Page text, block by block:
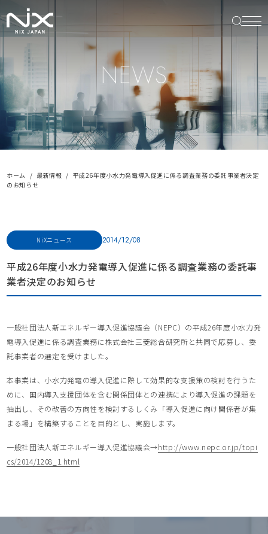
NEWS
ホーム 最新情報
平成26年度小水力発電導入促進に係る調査業務の委託事業者決定
のお知らせ
NiXニュース 2014/12/08
平成26年度小水力発電導入促進に係る調査業務の委託事
業者決定のお知らせ
一般社団法人新エネルギー導入促進協議会（NEPC）の平成26年度小水力発
電導入促進に係る調査業務に株式会社三菱総合研究所と共同で応募し、委
託事業者の選定を受けました。
本事業は、小水力発電の導入促進に際して効果的な支援策の検討を行うた
めに、国内導入支援団体を含む関係団体との連携により導入促進の課題を
抽出し、その改善の方向性を検討するしくみ「導入促進に向け関係者が集
まる場」を構築することを目的とし、実施します。
一般社団法人新エネルギー導入促進協議会→http://www.nepc.or.jp/topi
cs/2014/1208_1.html